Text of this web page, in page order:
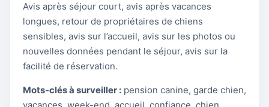
Avis après séjour court, avis après vacances
longues, retour de propriétaires de chiens
sensibles, avis sur l’accueil, avis sur les photos ou
nouvelles données pendant le séjour, avis sur la
facilité de réservation.
Mots-clés à surveiller : pension canine, garde chien,